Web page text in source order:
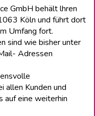
GmbH behält lhren
Köln und führt dort
Umfang fort.
sind wie bisher unter
Adressen
allen Kunden und
auf eine weiterhin